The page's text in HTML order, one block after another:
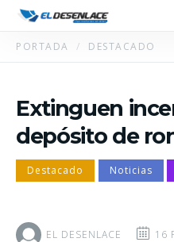
PORTADA DESTACADO
Extinguen
depósito de
Destacado Noticias
EL DESENLACE 16